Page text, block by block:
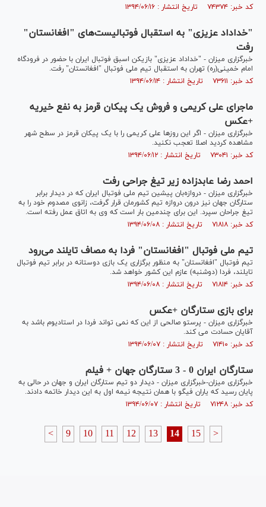
کد خبر: ۷۴۳۷۴ تاریخ انتشار : ۱۳۹۴/۰۶/۱۶
"خداداد عزیزی" به استقبال فوتبالیست‌های "افغانستان"
رفت
خبرگزاری میزان - "خداداد عزیزی" بازیکن اسبق فوتبال ایران با حضور در فرودگاه
امام خمینی(ره) تهران به استقبال تیم ملی فوتبال "افغانستان" رفت.
کد خبر: ۷۳۶۱۱ تاریخ انتشار : ۱۳۹۴/۰۶/۱۴
ماجرای علی کریمی و فروش یک پیکان قرمز به نفع خیریه
+عکس
خبرگزاری میزان - اگر این روزها علی کریمی را با یک پیکان قرمز در سطح شهر
مشاهده کردید اصلا تعجب نکنید.
کد خبر: ۷۳۰۴۱ تاریخ انتشار : ۱۳۹۴/۰۶/۱۲
احمد رضا عابدزاده زیر تیغ جراحی رفت
خبرگزاری میزان - دروازه‌بان پیشین تیم ملی فوتبال ایران که در دیدار برابر
ستارگان جهان نیز درون دروازه تیم کشورمان قرار گرفت، زانوی مصدوم خود را به
تیغ جراحان سپرد. این برای چندمین بار است که وی به اتاق عمل رفته است.
کد خبر: ۷۱۸۱۸ تاریخ انتشار : ۱۳۹۴/۰۶/۰۸
تیم ملی فوتبال "افغانستان" فردا به مصاف تایلند می‌رود
تیم فوتبال "افغانستان" به منظور برگزاری یک بازی دوستانه در برابر تیم فوتبال
تایلند، فردا (دوشنبه) عازم این کشور خواهد شد.
کد خبر: ۷۱۸۱۴ تاریخ انتشار : ۱۳۹۴/۰۶/۰۸
برای بازی ستارگان +عکس
خبرگزاری میزان - پرستو صالحی از این که نمی تواند فردا در استادیوم باشد به
آقایان حسادت می کند.
کد خبر: ۷۱۴۱۰ تاریخ انتشار : ۱۳۹۴/۰۶/۰۷
ستارگان ایران 0 - 3 ستارگان جهان + فیلم
خبرگزاری میزان-خبرگزاری میزان - دیدار دو تیم ستارگان ایران و جهان در حالی به
پایان رسید که یاران فیگو با همان نتیجه نیمه اول به این دیدار خاتمه دادند.
کد خبر: ۷۱۲۴۸ تاریخ انتشار : ۱۳۹۴/۰۶/۰۷
< 9 10 11 12 13 14 15 >